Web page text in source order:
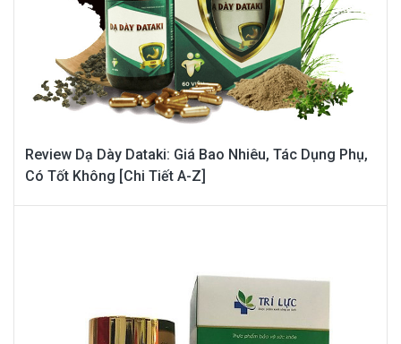
Review Dạ Dày Dataki: Giá Bao Nhiêu, Tác Dụng Phụ,
Có Tốt Không [Chi Tiết A-Z]